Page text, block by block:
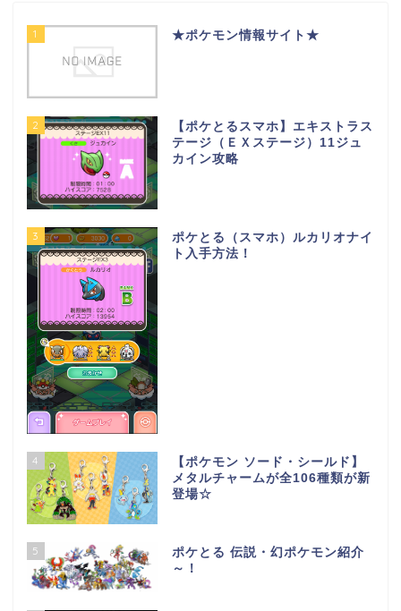
1 ★ポケモン情報サイト★
2
【ポケとるスマホ】エキストラス
テージ（ＥＸステージ）11ジュ
カイン攻略
3
ポケとる（スマホ）ルカリオナイ
ト入手方法！
4
【ポケモン ソード・シールド】
メタルチャームが全106種類が新
登場☆
5
ポケとる 伝説・幻ポケモン紹介
～！